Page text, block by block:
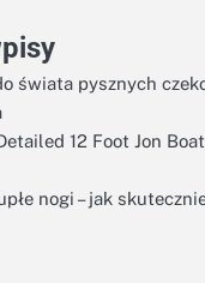
świata pysznych
12 Foot Jon
nogi – jak